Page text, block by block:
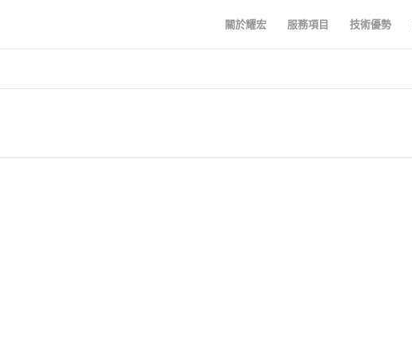
關於耀宏 服務項目 技術優勢